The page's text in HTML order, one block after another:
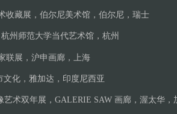
收藏展，伯尔尼美术馆，伯尔尼，瑞士
州师范大学当代艺术馆，杭州
联展，沪申画廊，上海
文化，雅加达，印度尼西亚
艺术双年展，GALERIE SAW 画廊，渥太华，